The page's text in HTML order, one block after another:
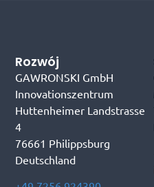
Rozwój
GAWRONSKI GmbH
Innovationszentrum
Huttenheimer Landstrasse
4
76661 Philippsburg
Deutschland